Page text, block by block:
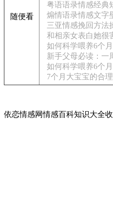
随便看
粤语语录情感经典
煽情语录情感文字
三亚情感挽回方法
和相亲女表白她很
如何科学喂养6个
新手父母必读：一
如何科学喂养6个
7个月大宝宝的合
依恋情感网情感百科知识大全